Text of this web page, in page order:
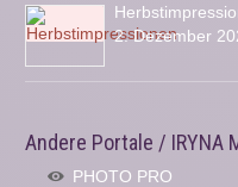
2. Dezember
Andere Portale / IRYNA
PHOTO PRO